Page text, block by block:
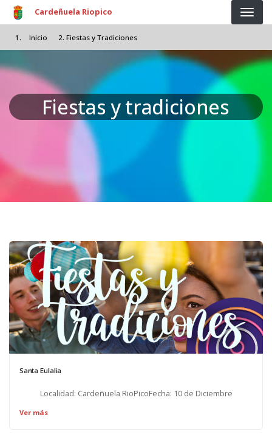
Pasar al contenido principal
Cardeñuela Riopico
Inicio Fiestas y Tradiciones
Fiestas y tradiciones
Santa Eulalia
Localidad: Cardeñuela RioPicoFecha: 10 de Diciembre
Ver más